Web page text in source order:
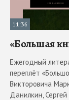
11:36
«Большая
Ежегодный
переплёт
Викторовича
Данилкин,